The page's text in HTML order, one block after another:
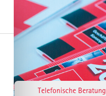
Telefonische Beratung